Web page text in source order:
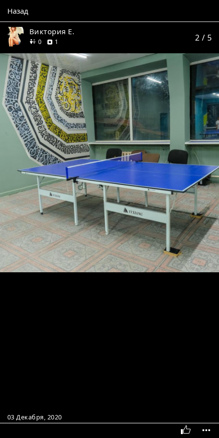
Назад
Виктория Е.
0друзей
1 2 / 5
03 Декабря, 2020